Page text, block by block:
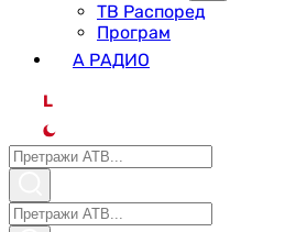
ТВ Распоред
Програм
А РАДИО
L